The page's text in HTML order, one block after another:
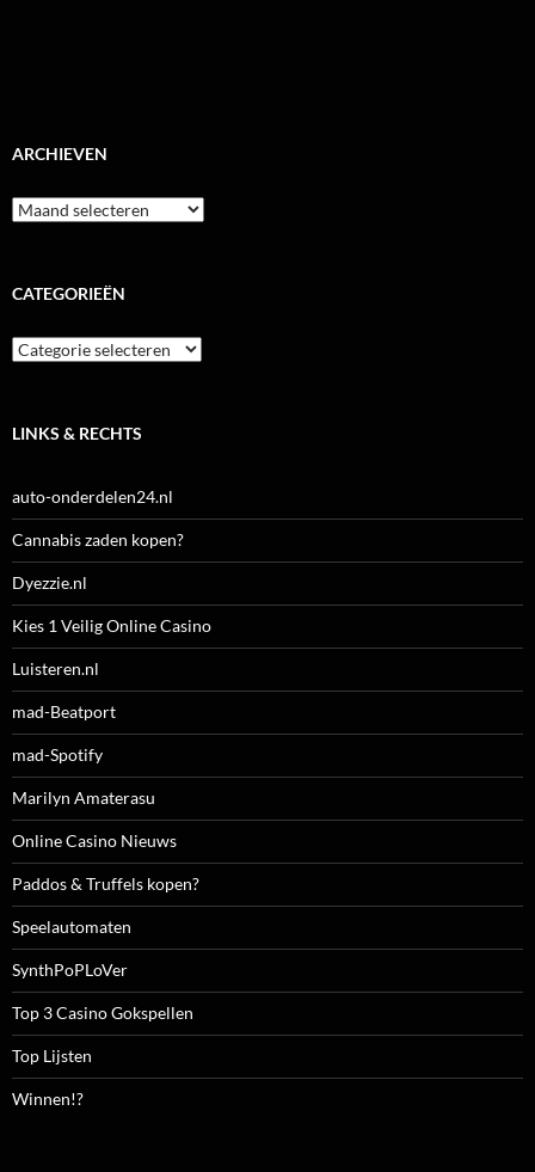
ARCHIEVEN
Archieven
CATEGORIEËN
Categorieën
LINKS & RECHTS
auto-onderdelen24.nl
Cannabis zaden kopen?
Dyezzie.nl
Kies 1 Veilig Online Casino
Luisteren.nl
mad-Beatport
mad-Spotify
Marilyn Amaterasu
Online Casino Nieuws
Paddos & Truffels kopen?
Speelautomaten
SynthPoPLoVer
Top 3 Casino Gokspellen
Top Lijsten
Winnen!?